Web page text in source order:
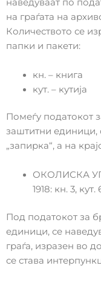
наведуваат по
на граѓата на
Количеството се
папки и пакети:
кн. – книга
кут. – кутија
Помеѓу податокот
заштитни единици,
„запирка“, а на
ОКОЛИСКА
1918: кн. 3, кут.
Под податокот за
единици, се
граѓа, изразен во
се става